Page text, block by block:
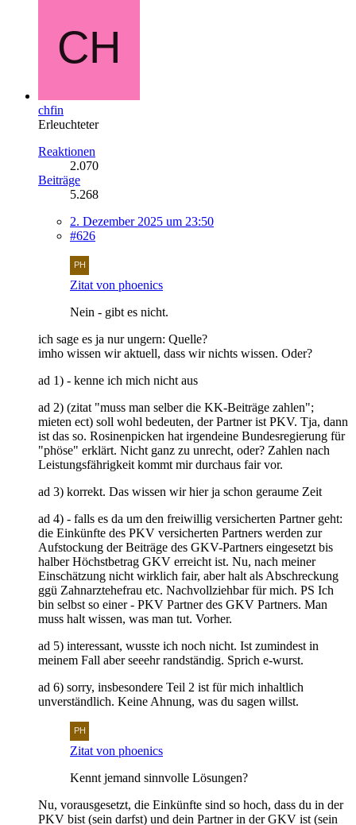
chfin
Erleuchteter
Reaktionen
2.070
Beiträge
5.268
2. Dezember 2025 um 23:50
#626
Zitat von phoenics
Nein - gibt es nicht.
ich sage es ja nur ungern: Quelle?
imho wissen wir aktuell, dass wir nichts wissen. Oder?
ad 1) - kenne ich mich nicht aus
ad 2) (zitat "muss man selber die KK-Beiträge zahlen";
mieten ect) soll wohl bedeuten, der Partner ist PKV. Tja, dann
ist das so. Rosinenpicken hat irgendeine Bundesregierung für
"phöse" erklärt. Nicht ganz zu unrecht, oder? Zahlen nach
Leistungsfährigkeit kommt mir durchaus fair vor.
ad 3) korrekt. Das wissen wir hier ja schon geraume Zeit
ad 4) - falls es da um den freiwillig versicherten Partner geht:
die Einkünfte des PKV versicherten Partners werden zur
Aufstockung der Beiträge des GKV-Partners eingesetzt bis
halber Höchstbetrag GKV erreicht ist. Nu, nach meiner
Einschätzung nicht wirklich fair, aber halt als Abschreckung
ggü Zahnarztehefrau etc. Nachvollziehbar für mich. PS Ich
bin selbst so einer - PKV Partner des GKV Partners. Man
muss halt wissen, was man tut. Vorher.
ad 5) interessant, wusste ich noch nicht. Ist zumindest in
meinem Fall aber seeehr randständig. Sprich e-wurst.
ad 6) sorry, insbesondere Teil 2 ist für mich inhaltlich
unverständlich. Keine Ahnung, was du sagen willst.
Zitat von phoenics
Kennt jemand sinnvolle Lösungen?
Nu, vorausgesetzt, die Einkünfte sind so hoch, dass du in der
PKV bist (sein darfst) und dein Partner in der GKV ist (sein